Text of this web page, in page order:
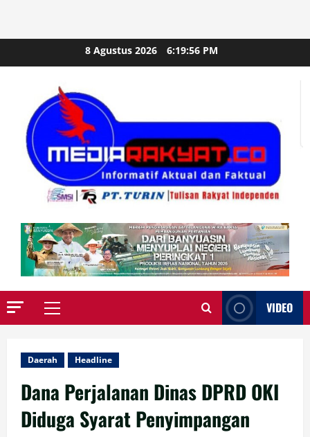
to
8 Agustus 2026 6:19:57 PM
Primary
VIDEO
Daerah Headline
Dana Perjalanan Dinas DPRD OKI
Diduga Syarat Penyimpangan